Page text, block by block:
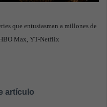
que entusiasman a millones de
Max, YT-Netflix
artículo